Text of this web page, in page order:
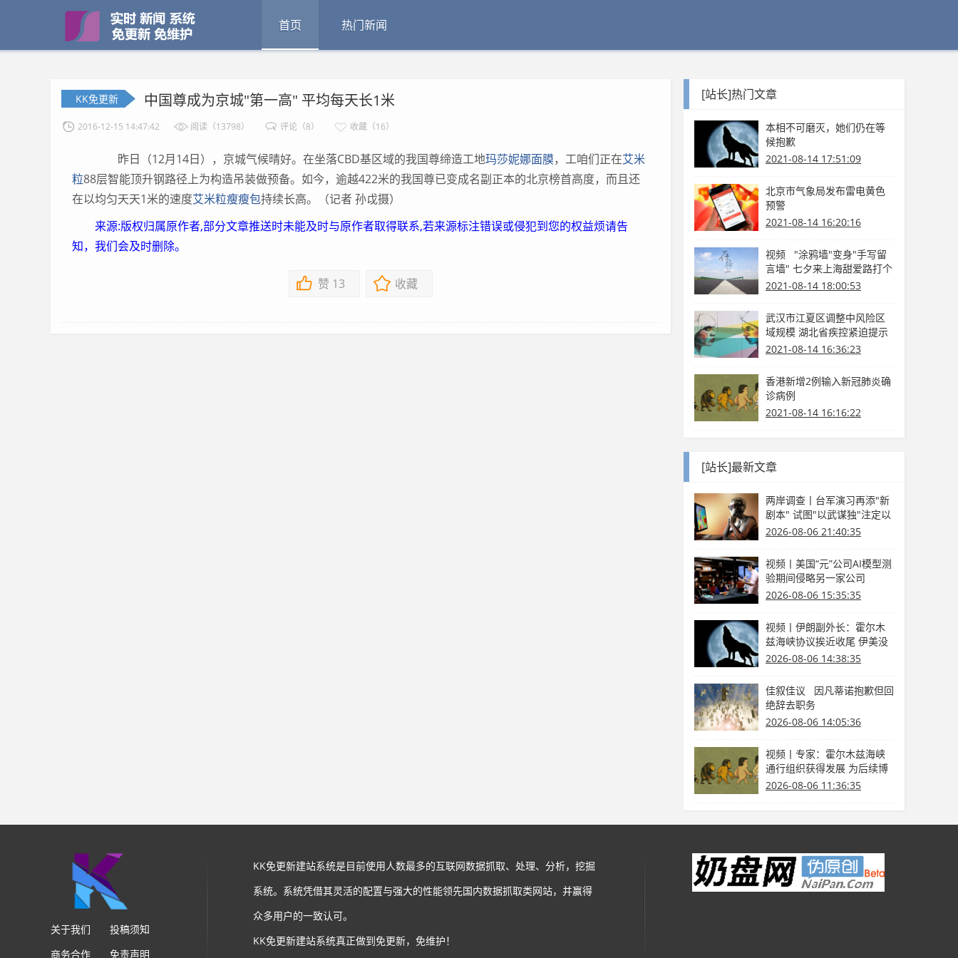
首页 热门新闻
KK免更新 中国尊成为京城"第一高" 平均每天长1米
2016-12-15 14:47:42 阅读（13798） 评论（8） 收藏（16）
昨日（12月14日），京城气候晴好。在坐落CBD基区域的我国尊缔造工地玛莎妮娜面膜，工咱们正在艾米
粒88层智能顶升钢路径上为构造吊装做预备。如今，逾越422米的我国尊已变成名副正本的北京榜首高度，而且还
在以均匀天天1米的速度艾米粒瘦瘦包持续长高。（记者 孙戉摄）
来源:版权归属原作者,部分文章推送时未能及时与原作者取得联系,若来源标注错误或侵犯到您的权益烦请告
知，我们会及时删除。
赞 13 收藏
[站长]热门文章
本相不可磨灭，她们仍在等
候抱歉
2021-08-14 17:51:09
北京市气象局发布雷电黄色
预警
2021-08-14 16:20:16
视频 "涂鸦墙"变身"手写留
言墙" 七夕来上海甜爱路打个
卡吧
2021-08-14 18:00:53
武汉市江夏区调整中风险区
域规模 湖北省疾控紧迫提示
2021-08-14 16:36:23
香港新增2例输入新冠肺炎确
诊病例
2021-08-14 16:16:22
[站长]最新文章
两岸调查丨台军演习再添"新
剧本" 试图"以武谋独"注定以
卵击石
2026-08-06 21:40:35
视频丨美国“元”公司AI模型测
验期间侵略另一家公司
2026-08-06 15:35:35
视频丨伊朗副外长：霍尔木
兹海峡协议挨近收尾 伊美没
有商洽
2026-08-06 14:38:35
佳叙佳议 因凡蒂诺抱歉但回
绝辞去职务
2026-08-06 14:05:36
视频丨专家：霍尔木兹海峡
通行组织获得发展 为后续博
弈供给缓冲期
2026-08-06 11:36:35
关于我们
投稿须知
商务合作
免责声明
KK免更新建站系统是目前使用人数最多的互联网数据抓取、处理、分析，挖掘
系统。系统凭借其灵活的配置与强大的性能领先国内数据抓取类网站，并赢得
众多用户的一致认可。
KK免更新建站系统真正做到免更新，免维护！